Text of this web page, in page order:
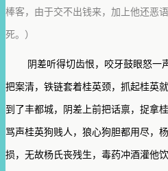
棒客，由于交不出钱来，加上他还恶
死。）
阴差听得切齿恨，咬牙鼓眼怒一
把案清，铁链套着桂英颈，抓起桂英
到了丰都城，阴差上前把话禀，捉拿
骂声桂英狗贱人，狼心狗胆都用尽，
损，无故杨氏丧残生，毒药冲酒灌他